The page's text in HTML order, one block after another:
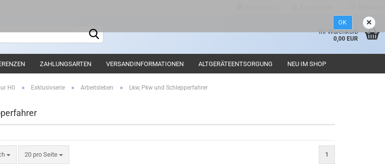
Konto erstellen
Ihr Warenkorb
0,00 EUR
OK
ZAHLUNGSARTEN VERSANDINFORMATIONEN ALTGERÄTEENTSORGUNG NEU IM SHOP
H0 » Exklusivserie » Arbeitsleben » Lkw, Pkw und Schlepperfahrer
20 pro Seite 1